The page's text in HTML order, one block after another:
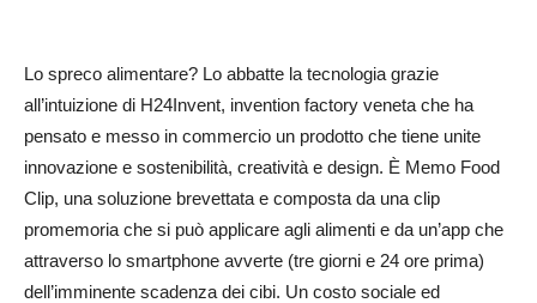
Lo spreco alimentare? Lo abbatte la tecnologia grazie
all’intuizione di H24Invent, invention factory veneta che ha
pensato e messo in commercio un prodotto che tiene unite
innovazione e sostenibilità, creatività e design. È Memo Food
Clip, una soluzione brevettata e composta da una clip
promemoria che si può applicare agli alimenti e da un’app che
attraverso lo smartphone avverte (tre giorni e 24 ore prima)
dell’imminente scadenza dei cibi. Un costo sociale ed